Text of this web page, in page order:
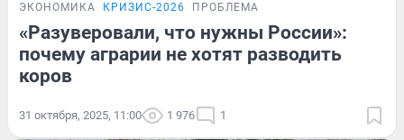
ЭКОНОМИКА КРИЗИС-2026 ПРОБЛЕМА
«Разуверовали, что нужны России»:
почему аграрии не хотят разводить
коров
31 октября, 2025, 11:00 1 976 1